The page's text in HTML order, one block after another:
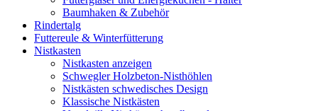
Baumhaken & Zubehör
Rindertalg
Futtereule & Winterfütterung
Nistkasten
Nistkasten anzeigen
Schwegler Holzbeton-Nisthöhlen
Nistkästen schwedisches Design
Klassische Nistkästen